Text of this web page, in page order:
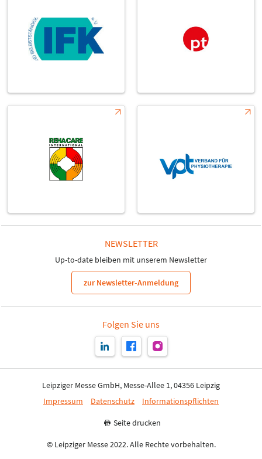
NEWSLETTER
Up-to-date bleiben mit unserem Newsletter
zur Newsletter-Anmeldung
Folgen Sie uns
Leipziger Messe GmbH, Messe-Allee 1, 04356 Leipzig
Impressum
Datenschutz Informationspflichten
Seite drucken
© Leipziger Messe 2022. Alle Rechte vorbehalten.